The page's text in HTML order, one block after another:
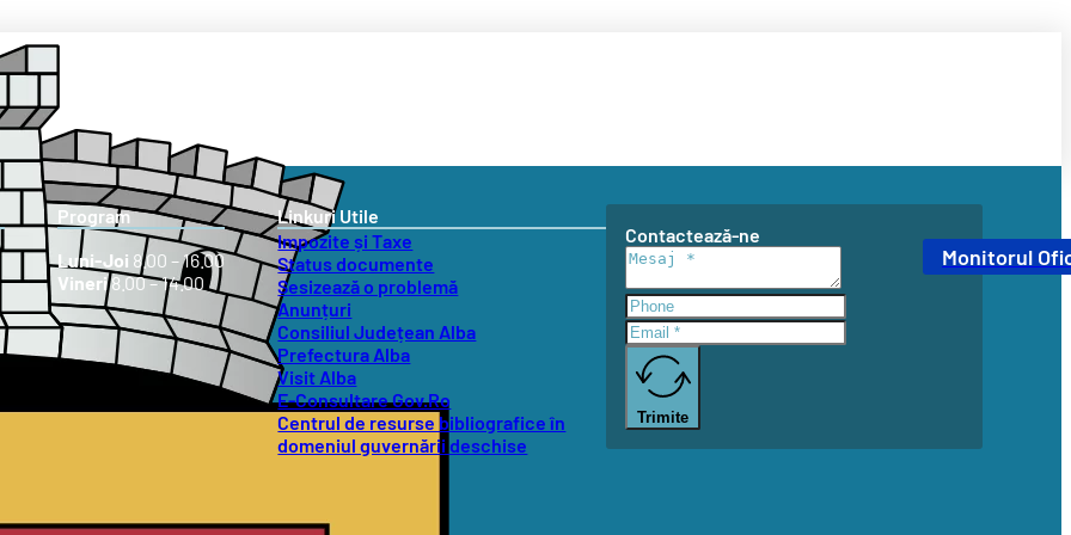
Monitorul
Program
Luni-Joi 8.00 – 16.00
Vineri8.00 – 14.00
Linkuri Utile
Impozite și Taxe
Status documente
Sesizează o problemă
Anunțuri
Consiliul Județean Alba
Prefectura Alba
Visit Alba
E-Consultare Gov.Ro
Centrul de resurse bibliografice în
domeniul guvernării deschise
Contactează-ne
Trimite